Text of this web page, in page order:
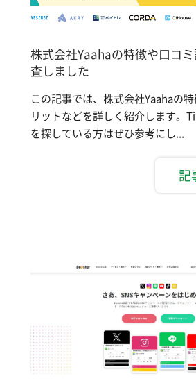
株式会社Yaahaの特徴や口コ
査しました
この記事では、株式会社Yaahaの
リットなどを詳しく紹介します。
を探している方はぜひ参考にし...
記